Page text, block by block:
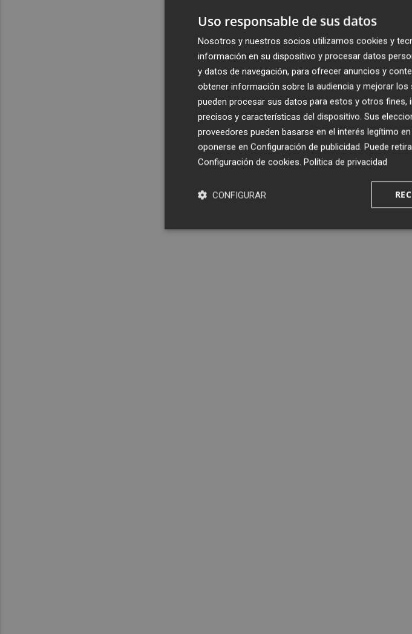
Uso responsable de sus datos
Nosotros y nuestros socios utilizamos cookies y
información en su dispositivo y procesar datos
y datos de navegación, para ofrecer anuncios y
obtener información sobre la audiencia y mejorar los
pueden procesar sus datos para estos y otros fines,
precisos y características del dispositivo. Sus
proveedores pueden basarse en el interés legítimo
oponerse en Configuración de publicidad. Puede
Configuración de cookies. Política de privacidad
CONFIGURAR